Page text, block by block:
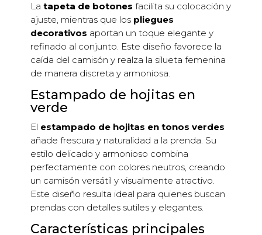
Latapeta de botones facilita su colocación y
ajuste, mientras que los pliegues
decorativos aportan un toque elegante y
refinado al conjunto. Este diseño favorece la
caída del camisón y realza la silueta femenina
de manera discreta y armoniosa.
Estampado de hojitas en
verde
El estampado de hojitas en tonos verdes
añade frescura y naturalidad a la prenda. Su
estilo delicado y armonioso combina
perfectamente con colores neutros, creando
un camisón versátil y visualmente atractivo.
Este diseño resulta ideal para quienes buscan
prendas con detalles sutiles y elegantes.
Características principales